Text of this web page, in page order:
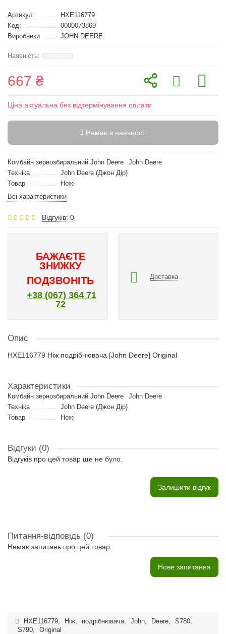
Артикул:
HXE116779
Код:
0000073869
Виробники
JOHN DEERE
667 ₴
Ціна актуальна без відтермінування оплати
Немає в наявності
Комбайн зернозбиральний John Deere
John Deere
Техніка
John Deere (Джон Дір)
Товар
Ножі
Всі характеристики
Відгуків: 0
БАЖАЄТЕ
ЗНИЖКУ
ПОДЗВОНІТЬ
+38 (067) 364 71
72
Доставка
Опис
HXE116779 Ніж подрібнювача [John Deere] Original
Характеристики
Комбайн зернозбиральний John Deere
John Deere
Техніка
John Deere (Джон Дір)
Товар
Ножі
Відгуки (0)
Відгуків про цей товар ще не було.
Залишити відгук
Питання-відповідь (0)
Немає запитань про цей товар.
Нове запитання
HXE116779, Ніж, подрібнювача, John, Deere, S780,
S790, Original